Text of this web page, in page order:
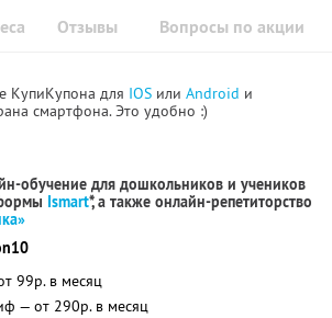
Отзывы Вопросы по акции
КупиКупона для IOS или Android и
смартфона. Это удобно :)
обучение для дошкольников и учеников
Ismart*, а также онлайн-репетиторство
99р. в месяц
— от 290р. в месяц